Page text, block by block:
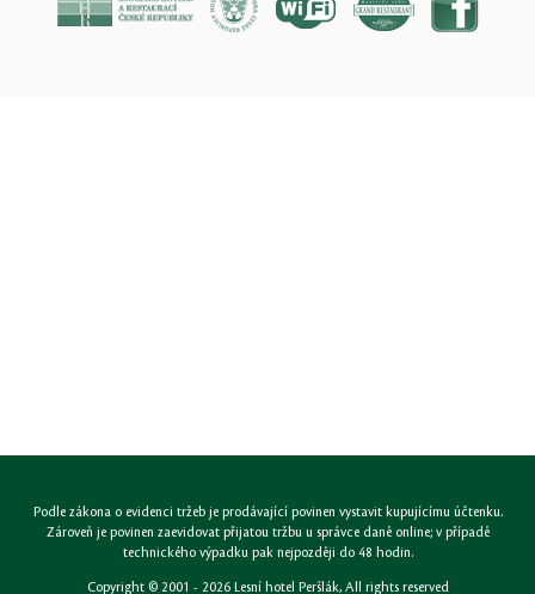
Podle zákona o evidenci tržeb je prodávající povinen vystavit kupujícímu účtenku.
Zároveň je povinen zaevidovat přijatou tržbu u správce daně online; v případě
technického výpadku pak nejpozději do 48 hodin.
Copyright © 2001 - 2026 Lesní hotel Peršlák, All rights reserved